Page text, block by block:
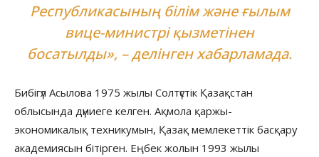
Республикасының білім және ғылым
вице-министрі қызметінен
босатылды», – делінген хабарламада.
Бибігүл Асылова 1975 жылы Солтүстік Қазақстан
облысында дүниеге келген. Ақмола қаржы-
экономикалық техникумын, Қазақ мемлекеттік басқару
академиясын бітірген. Еңбек жолын 1993 жылы